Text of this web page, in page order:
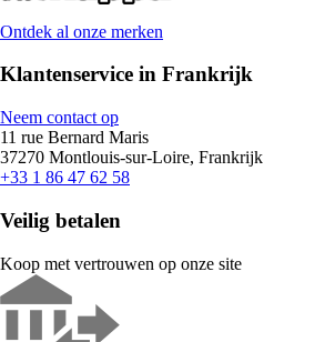
Ontdek al onze merken
Klantenservice in Frankrijk
Neem contact op
11 rue Bernard Maris
37270 Montlouis-sur-Loire, Frankrijk
+33 1 86 47 62 58
Veilig betalen
Koop met vertrouwen op onze site